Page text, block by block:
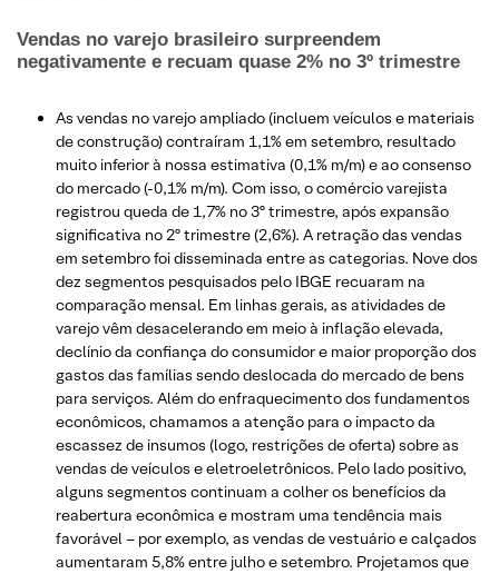
Vendas no varejo brasileiro surpreendem
negativamente e recuam quase 2% no 3º trimestre
As vendas no varejo ampliado (incluem veículos e materiais
de construção) contraíram 1,1% em setembro, resultado
muito inferior à nossa estimativa (0,1% m/m) e ao consenso
do mercado (-0,1% m/m). Com isso, o comércio varejista
registrou queda de 1,7% no 3º trimestre, após expansão
significativa no 2º trimestre (2,6%). A retração das vendas
em setembro foi disseminada entre as categorias. Nove dos
dez segmentos pesquisados ​​pelo IBGE recuaram na
comparação mensal. Em linhas gerais, as atividades de
varejo vêm desacelerando em meio à inflação elevada,
declínio da confiança do consumidor e maior proporção dos
gastos das famílias sendo deslocada do mercado de bens
para serviços. Além do enfraquecimento dos fundamentos
econômicos, chamamos a atenção para o impacto da
escassez de insumos (logo, restrições de oferta) sobre as
vendas de veículos e eletroeletrônicos. Pelo lado positivo,
alguns segmentos continuam a colher os benefícios da
reabertura econômica e mostram uma tendência mais
favorável – por exemplo, as vendas de vestuário e calçados
aumentaram 5,8% entre julho e setembro. Projetamos que